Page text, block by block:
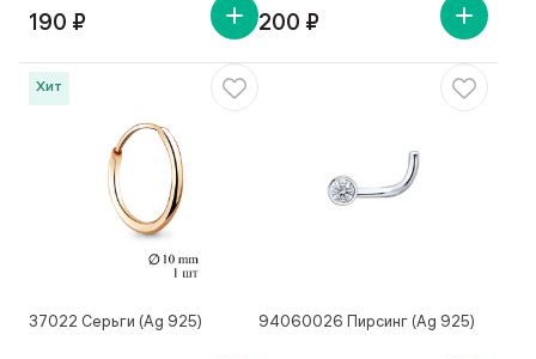
190 ₽ 200 ₽
Хит
37022 Серьги (Ag 925) 94060026 Пирсинг (Ag 925)